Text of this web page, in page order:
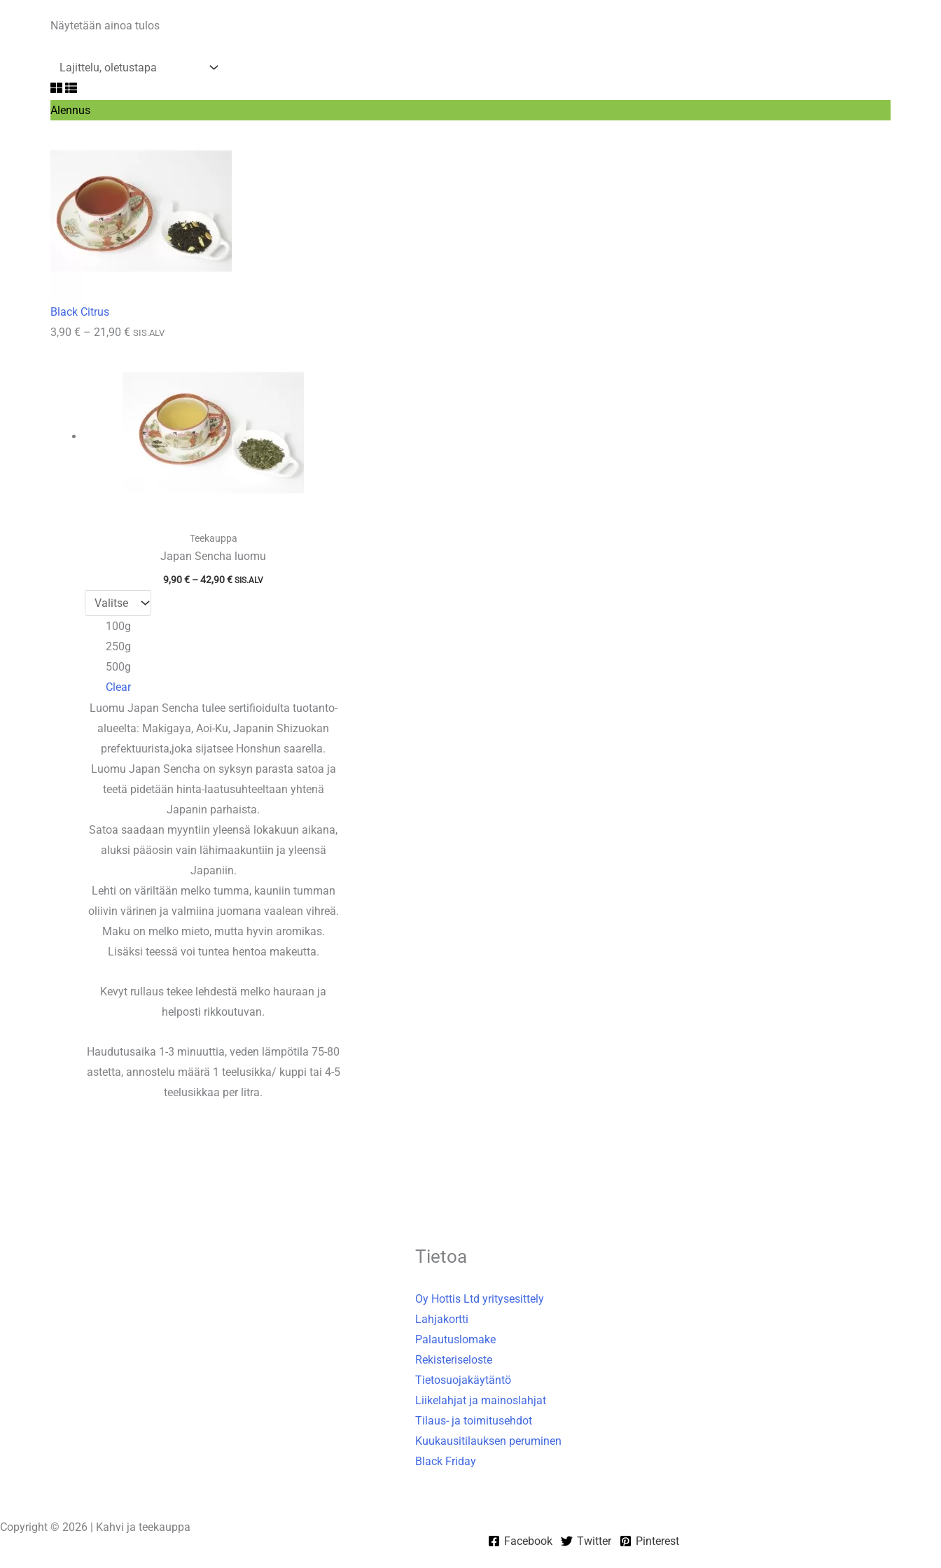
Näytetään ainoa tulos
AlennusTuote
Black Citrus
3,90 € – 21,90 € Hintaluokka:
SIS.ALV
Teekauppa
Japan Sencha luomu
9,90€ – 42,90€Hintaluokka:
9,90 €
SIS.ALV
100g
250g
500g
Clear
Luomu Japan Sencha tulee sertifioidulta tuotanto-
alueelta: Makigaya, Aoi-Ku, Japanin Shizuokan
prefektuurista,joka sijatsee Honshun saarella.
Luomu Japan Sencha on syksyn parasta satoa ja
teetä pidetään hinta-laatusuhteeltaan yhtenä
Japanin parhaista.
Satoa saadaan myyntiin yleensä lokakuun aikana,
aluksi pääosin vain lähimaakuntiin ja yleensä
Japaniin.
Lehti on väriltään melko tumma, kauniin tumman
oliivin värinen ja valmiina juomana vaalean vihreä.
Maku on melko mieto, mutta hyvin aromikas.
Lisäksi teessä voi tuntea hentoa makeutta.
Kevyt rullaus tekee lehdestä melko hauraan ja
helposti rikkoutuvan.
Haudutusaika 1-3 minuuttia, veden lämpötila 75-80
astetta, annostelu määrä 1 teelusikka/ kuppi tai 4-5
teelusikkaa per litra.
Tietoa
Oy Hottis Ltd yritysesittely
Lahjakortti
Palautuslomake
Rekisteriseloste
Tietosuojakäytäntö
Liikelahjat ja mainoslahjat
Tilaus- ja toimitusehdot
Kuukausitilauksen peruminen
Black Friday
Copyright © 2026 | Kahvi ja teekauppa
Facebook Twitter Pinterest